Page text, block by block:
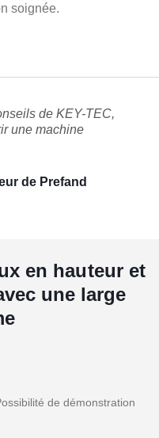
soignée.
de KEY-TEC,
une machine
de Prefand
en hauteur et
une large
de démonstration